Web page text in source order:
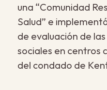
una “Comunidad
Salud” e
de evaluación de
sociales en centros
del condado de